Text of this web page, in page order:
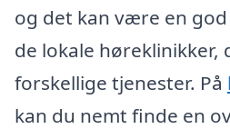
og det kan være en
de lokale høreklinikker,
forskellige tjenester. På
kan du nemt finde en